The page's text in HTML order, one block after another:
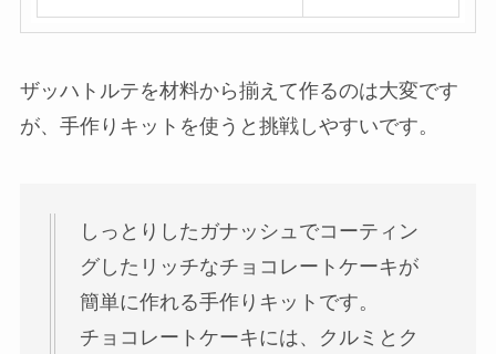
入
ザッハトルテを材料から揃えて作るのは大変です
が、手作りキットを使うと挑戦しやすいです。
しっとりしたガナッシュでコーティン
グしたリッチなチョコレートケーキが
簡単に作れる手作りキットです。
チョコレートケーキには、クルミとク